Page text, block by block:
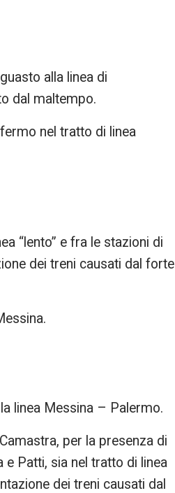
alla linea di
dal maltempo.
nel tratto di linea
“lento” e fra le stazioni di
dei treni causati dal forte
linea Messina – Palermo.
per la presenza di
Patti, sia nel tratto di linea
dei treni causati dal